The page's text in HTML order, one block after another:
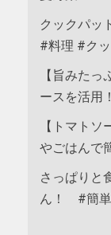
クックパッ
#料理 #ク
【旨みた
ースを活用
【トマト
やごはんで
さっぱりと
ん！ #簡単